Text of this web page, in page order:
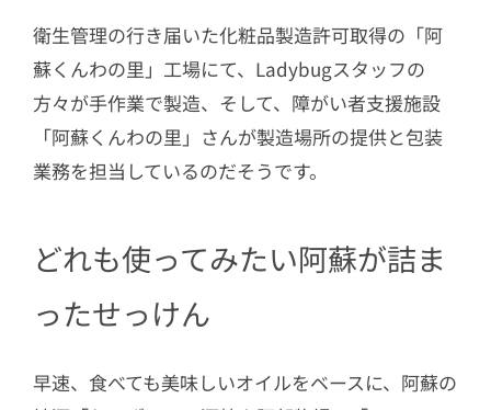
衛生管理の行き届いた化粧品製造許可取得の「阿
蘇くんわの里」工場にて、Ladybugスタッフの
方々が手作業で製造、そして、障がい者支援施設
「阿蘇くんわの里」さんが製造場所の提供と包装
業務を担当しているのだそうです。
どれも使ってみたい阿蘇が詰ま
ったせっけん
早速、食べても美味しいオイルをベースに、阿蘇の